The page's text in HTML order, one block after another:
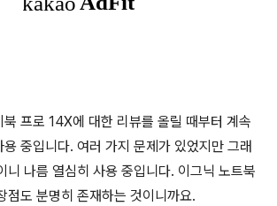
프로 14X에 대한 리뷰를 올릴 때부터 계속
중입니다. 여러 가지 문제가 있었지만 그래
니 나름 열심히 사용 중입니다. 이그닉 노트북
점도 분명히 존재하는 것이니까요.